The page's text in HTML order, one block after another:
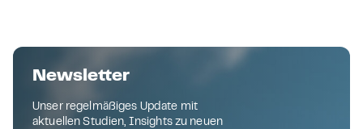
Newsletter
Unser regelmäßiges Update mit
aktuellen Studien, Insights zu neuen